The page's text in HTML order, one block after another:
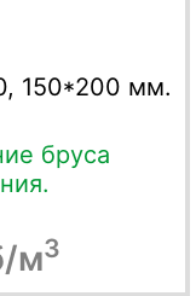
150*200 мм.
бруса
м3